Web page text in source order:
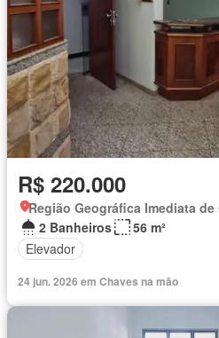
R$ 220.000
Região Geográfica Imediata
2 Banheiros
56 m²
Elevador
24 jun. 2026 em Chaves na mão